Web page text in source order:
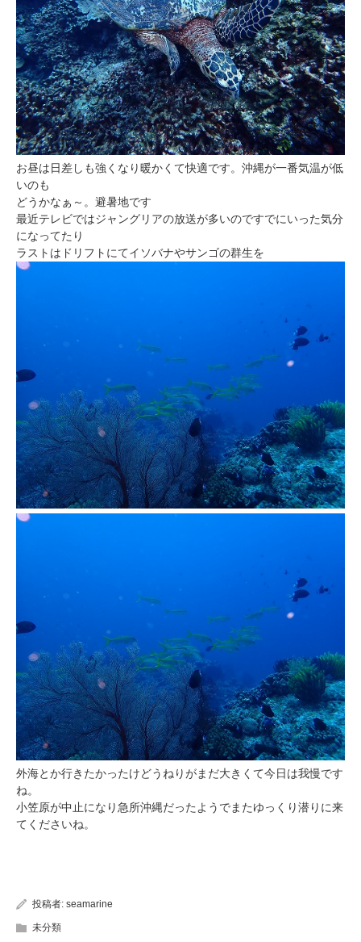
お昼は日差しも強くなり暖かくて快適です。沖縄が一番気温が低
いのも
どうかなぁ～。避暑地です
最近テレビではジャングリアの放送が多いのですでにいった気分
になってたり
ラストはドリフトにてイソバナやサンゴの群生を
外海とか行きたかったけどうねりがまだ大きくて今日は我慢です
ね。
小笠原が中止になり急所沖縄だったようでまたゆっくり潜りに来
てくださいね。
投稿者: seamarine
未分類